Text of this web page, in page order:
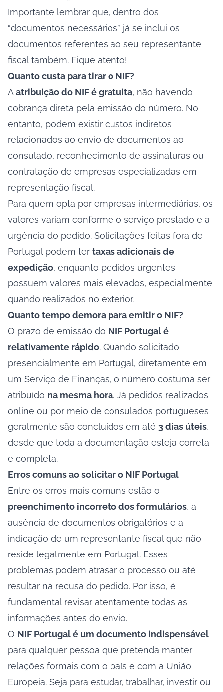
Importante lembrar que, dentro dos
“documentos necessários” já se inclui os
documentos referentes ao seu representante
fiscal também. Fique atento!
Quanto custa para tirar o NIF?
Aatribuição do NIF é gratuita, não havendo
cobrança direta pela emissão do número. No
entanto, podem existir custos indiretos
relacionados ao envio de documentos ao
consulado, reconhecimento de assinaturas ou
contratação de empresas especializadas em
representação fiscal.
Para quem opta por empresas intermediárias, os
valores variam conforme o serviço prestado e a
urgência do pedido. Solicitações feitas fora de
Portugal podem ter taxas adicionais de
expedição, enquanto pedidos urgentes
possuem valores mais elevados, especialmente
quando realizados no exterior.
Quanto tempo demora para emitir o NIF?
O prazo de emissão do NIF Portugal é
relativamente rápido. Quando solicitado
presencialmente em Portugal, diretamente em
um Serviço de Finanças, o número costuma ser
atribuído na mesma hora. Já pedidos realizados
online ou por meio de consulados portugueses
geralmente são concluídos em até 3 dias úteis,
desde que toda a documentação esteja correta
e completa.
Erros comuns ao solicitar o NIF Portugal
Entre os erros mais comuns estão o
preenchimento incorreto dos formulários, a
ausência de documentos obrigatórios e a
indicação de um representante fiscal que não
reside legalmente em Portugal. Esses
problemas podem atrasar o processo ou até
resultar na recusa do pedido. Por isso, é
fundamental revisar atentamente todas as
informações antes do envio.
O NIF Portugal é um documento indispensável
para qualquer pessoa que pretenda manter
relações formais com o país e com a União
Europeia. Seja para estudar, trabalhar, investir ou